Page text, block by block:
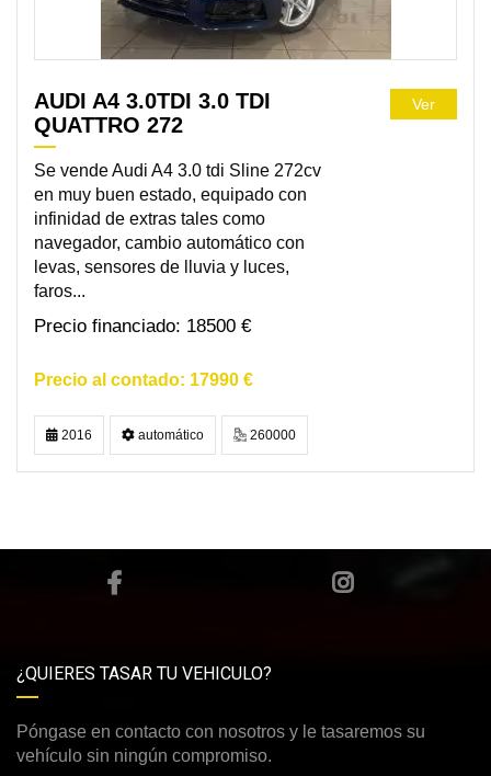
AUDI A4 3.0TDI 3.0 TDI
QUATTRO 272
Se vende Audi A4 3.0 tdi Sline 272cv
en muy buen estado, equipado con
infinidad de extras tales como
navegador, cambio automático con
levas, sensores de lluvia y luces,
faros...
18500 €
17990 €
Ver
2016 automático 260000
¿QUIERES TASAR TU VEHICULO?
Póngase en contacto con nosotros y le tasaremos su
vehículo sin ningún compromiso.